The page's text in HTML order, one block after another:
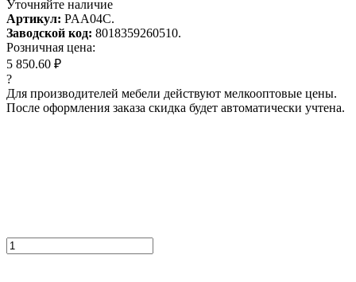
Уточняйте наличие
Артикул: PAA04C.
Заводской код: 8018359260510.
Розничная цена:
5 850.60 ₽
?
Для производителей мебели действуют мелкооптовые цены.
После оформления заказа скидка будет автоматически учтена.